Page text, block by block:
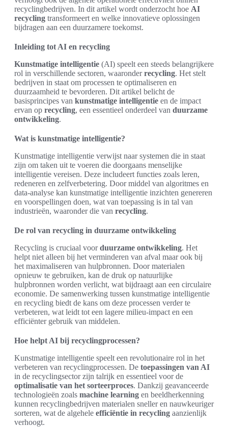
recyclingbedrijven. In dit artikel wordt onderzocht hoe AI
recycling transformeert en welke innovatieve oplossingen
bijdragen aan een duurzamere toekomst.
Inleiding tot AI en recycling
Kunstmatige intelligentie (AI) speelt een steeds belangrijkere
rol in verschillende sectoren, waaronderrecycling. Het stelt
bedrijven in staat om processen te optimaliseren en
duurzaamheid te bevorderen. Dit artikel belicht de
basisprincipes van kunstmatige intelligentie en de impact
ervan op recycling, een essentieel onderdeel van duurzame
ontwikkeling.
Wat is kunstmatige intelligentie?
Kunstmatige intelligentie verwijst naar systemen die in staat
zijn om taken uit te voeren die doorgaans menselijke
intelligentie vereisen. Deze includeert functies zoals leren,
redeneren en zelfverbetering. Door middel van algoritmes en
data-analyse kan kunstmatige intelligentie inzichten genereren
en voorspellingen doen, wat van toepassing is in tal van
industrieën, waaronder die van recycling.
De rol van recycling in duurzame ontwikkeling
Recycling is cruciaal voorduurzame ontwikkeling. Het
helpt niet alleen bij het verminderen van afval maar ook bij
het maximaliseren van hulpbronnen. Door materialen
opnieuw te gebruiken, kan de druk op natuurlijke
hulpbronnen worden verlicht, wat bijdraagt aan een circulaire
economie. De samenwerking tussen kunstmatige intelligentie
en recycling biedt de kans om deze processen verder te
verbeteren, wat leidt tot een lagere milieu-impact en een
efficiënter gebruik van middelen.
Hoe helpt AI bij recyclingprocessen?
Kunstmatige intelligentie speelt een revolutionaire rol in het
verbeteren van recyclingprocessen. De toepassingen van AI
in de recyclingsector zijn talrijk en essentieel voor de
optimalisatie van het sorteerproces. Dankzij geavanceerde
technologieën zoals machine learning en beeldherkenning
kunnen recyclingbedrijven materialen sneller en nauwkeuriger
sorteren, wat de algehele efficiëntie in recycling aanzienlijk
verhoogt.